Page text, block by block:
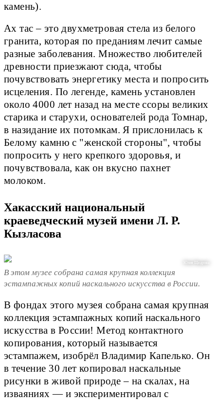
камень).
Ах тас – это двухметровая стела из белого
гранита, которая по преданиям лечит самые
разные заболевания. Множество любителей
древности приезжают сюда, чтобы
почувствовать энергетику места и попросить
исцеления. По легенде, камень установлен
около 4000 лет назад на месте ссоры великих
старика и старухи, основателей рода Томнар,
в назидание их потомкам. Я прислонилась к
Белому камню с "женской стороны", чтобы
попросить у него крепкого здоровья, и
почувствовала, как он вкусно пахнет
молоком.
Хакасский национальный
краеведческий музей имени Л. Р.
Кызласова
Юлия Щедрова
В этом музее собрана самая крупная коллекция
эстампажных копий наскального искусства в России.
В фондах этого музея собрана самая крупная
коллекция эстампажных копий наскального
искусства в России! Метод контактного
копирования, который называется
эстампажем, изобрёл Владимир Капелько. Он
в течение 30 лет копировал наскальные
рисунки в живой природе – на скалах, на
изваяниях — и экспериментировал с